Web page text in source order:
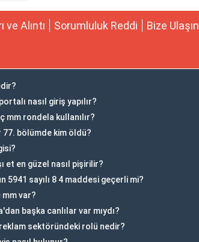
ve Alıntı Sorumluluk Reddi Bize Ulaşın
nasıl giriş yapılır?
mm rondela kullanılır?
77. bölümde kim öldü?
et en güzel nasıl pişirilir?
5941 sayılı 8 4 maddesi geçerli mi?
mm var?
başka canlılar var mıydı?
sektöründeki rolü nedir?